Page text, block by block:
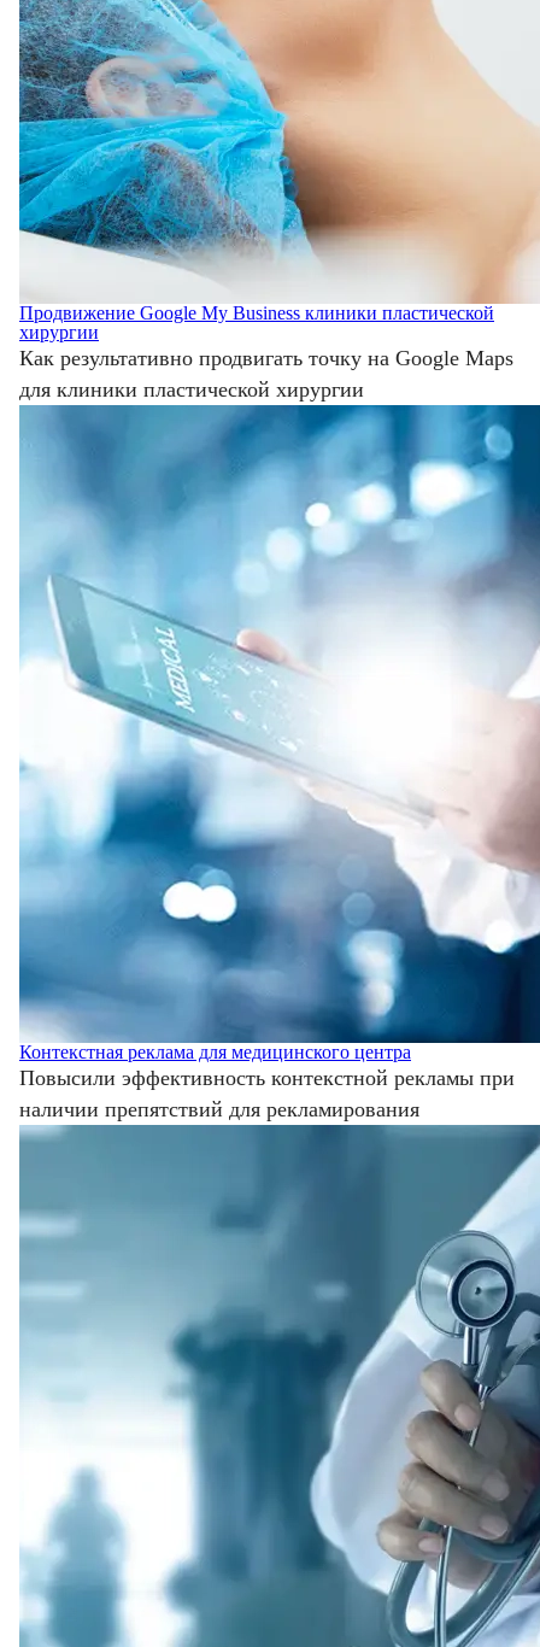
Продвижение Google My Business клиники пластической
хирургии
Как результативно продвигать точку на Google Maps
для клиники пластической хирургии
Контекстная реклама для медицинского центра
Повысили эффективность контекстной рекламы при
наличии препятствий для рекламирования